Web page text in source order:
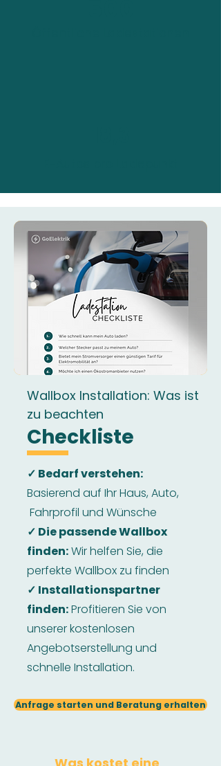
Wallbox Installation: Was ist
zu beachten
Checkliste
✓ Bedarf verstehen:
Basierend auf Ihr Haus, Auto,
Fahrprofil und Wünsche
✓ Die passende Wallbox
finden:Wir helfen Sie, die
perfekte Wallbox zu finden
✓ Installationspartner
finden:Profitieren Sie von
unserer kostenlosen
Angebotserstellung und
schnelle Installation.
Anfrage starten und Beratung erhalten